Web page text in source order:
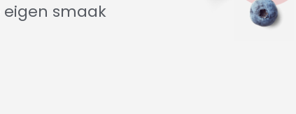
eigen smaak